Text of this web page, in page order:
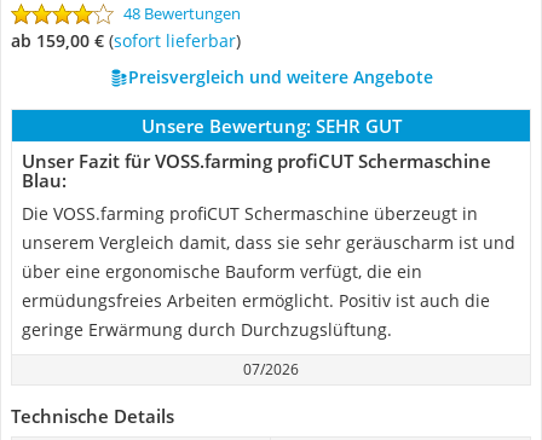
48 Bewertungen
ab 159,00 € ( Sofort lieferbar)
Preisvergleich und weitere Angebote
Unsere Bewertung: SEHR GUT
Unser Fazit für VOSS.farming profiCUT Schermaschine
Blau:
Die VOSS.farming profiCUT Schermaschine überzeugt in
unserem Vergleich damit, dass sie sehr geräuscharm ist und
über eine ergonomische Bauform verfügt, die ein
ermüdungsfreies Arbeiten ermöglicht. Positiv ist auch die
geringe Erwärmung durch Durchzugslüftung.
07/2026
Technische Details